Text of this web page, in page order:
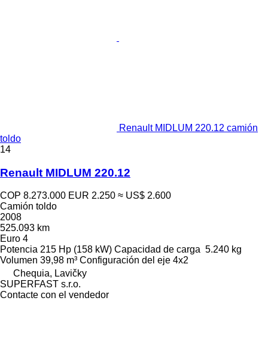
Renault MIDLUM 220.12 camión
toldo
14
Renault MIDLUM 220.12
COP 8.273.000 EUR 2.250 ≈ US$ 2.600
Camión toldo
2008
525.093 km
Euro 4
Potencia 215 Hp (158 kW) Capacidad de carga 5.240 kg
Volumen 39,98 m³ Configuración del eje 4x2
Chequia, Lavičky
SUPERFAST s.r.o.
Contacte con el vendedor